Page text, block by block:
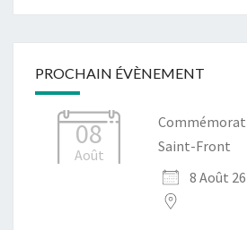
PROCHAIN ÉVÈNEMENT
08
Août
Saint-Front
8 Août 26